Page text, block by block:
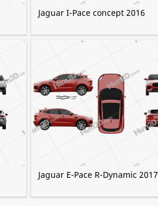
Jaguar I-Pace concept 2016
Jaguar E-Pace R-Dynamic 2017